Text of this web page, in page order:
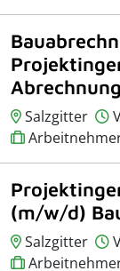
Salzgitter
(m/w/d)
Salzgitter